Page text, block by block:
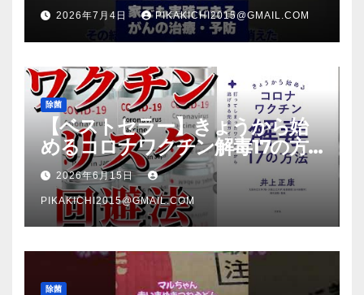
2026年7月4日 PIKAKICHI2015@GMAIL.COM
除菌
【ベストセラー】きょうから始
めるコロナワクチン解毒17の方
法【本要約】
2026年6月15日
PIKAKICHI2015@GMAIL.COM
除菌